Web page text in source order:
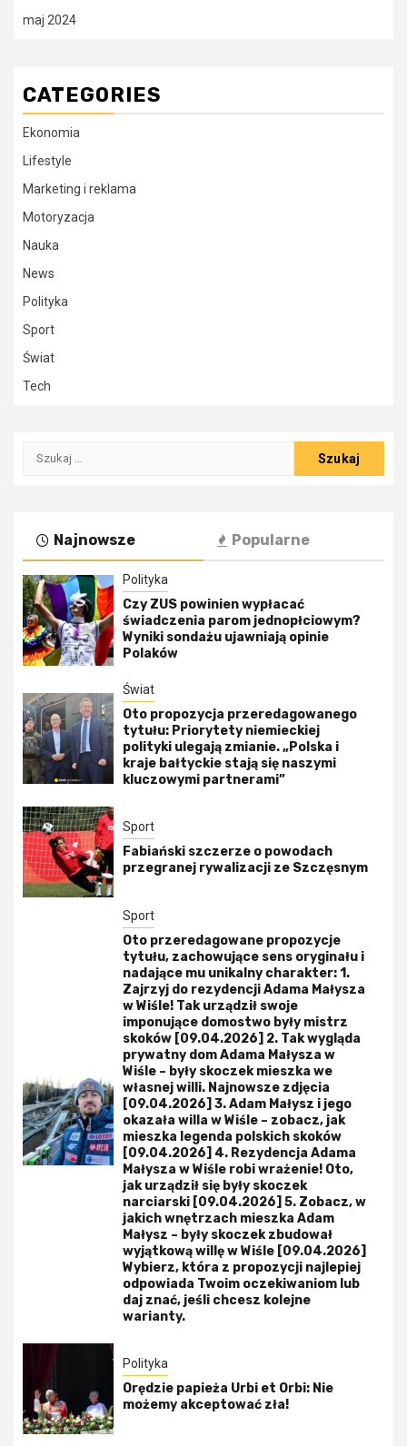
maj 2024
CATEGORIES
Ekonomia
Lifestyle
Marketing i reklama
Motoryzacja
Nauka
News
Polityka
Sport
Świat
Tech
Szukaj:
Najnowsze Popularne
Polityka
Czy ZUS powinien wypłacać
świadczenia parom jednopłciowym?
Wyniki sondażu ujawniają opinie
Polaków
Świat
Oto propozycja przeredagowanego
tytułu: Priorytety niemieckiej
polityki ulegają zmianie. „Polska i
kraje bałtyckie stają się naszymi
kluczowymi partnerami”
Sport
Fabiański szczerze o powodach
przegranej rywalizacji ze Szczęsnym
Sport
Oto przeredagowane propozycje
tytułu, zachowujące sens oryginału i
nadające mu unikalny charakter: 1.
Zajrzyj do rezydencji Adama Małysza
w Wiśle! Tak urządził swoje
imponujące domostwo były mistrz
skoków [09.04.2026] 2. Tak wygląda
prywatny dom Adama Małysza w
Wiśle – były skoczek mieszka we
własnej willi. Najnowsze zdjęcia
[09.04.2026] 3. Adam Małysz i jego
okazała willa w Wiśle – zobacz, jak
mieszka legenda polskich skoków
[09.04.2026] 4. Rezydencja Adama
Małysza w Wiśle robi wrażenie! Oto,
jak urządził się były skoczek
narciarski [09.04.2026] 5. Zobacz, w
jakich wnętrzach mieszka Adam
Małysz – były skoczek zbudował
wyjątkową willę w Wiśle [09.04.2026]
Wybierz, która z propozycji najlepiej
odpowiada Twoim oczekiwaniom lub
daj znać, jeśli chcesz kolejne
warianty.
Polityka
Orędzie papieża Urbi et Orbi: Nie
możemy akceptować zła!